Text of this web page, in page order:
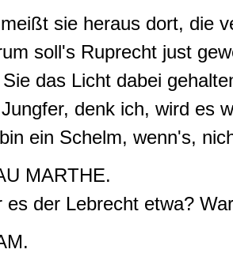
sie heraus dort, die
soll's Ruprecht just
das Licht dabei
denk ich, wird es
ein Schelm, wenn's,
MARTHE.
es der Lebrecht etwa?